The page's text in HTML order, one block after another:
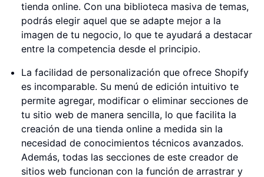
tienda online. Con una biblioteca masiva de temas,
podrás elegir aquel que se adapte mejor a la
imagen de tu negocio, lo que te ayudará a destacar
entre la competencia desde el principio.
La facilidad de personalización que ofrece Shopify
es incomparable. Su menú de edición intuitivo te
permite agregar, modificar o eliminar secciones de
tu sitio web de manera sencilla, lo que facilita la
creación de una tienda online a medida sin la
necesidad de conocimientos técnicos avanzados.
Además, todas las secciones de este creador de
sitios web funcionan con la función de arrastrar y